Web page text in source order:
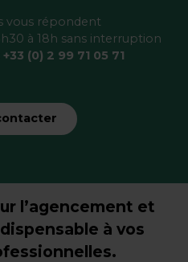
vous répondent
à 18h sans interruption
+33 (0) 2 99 71 05 71
l’agencement et
à vos